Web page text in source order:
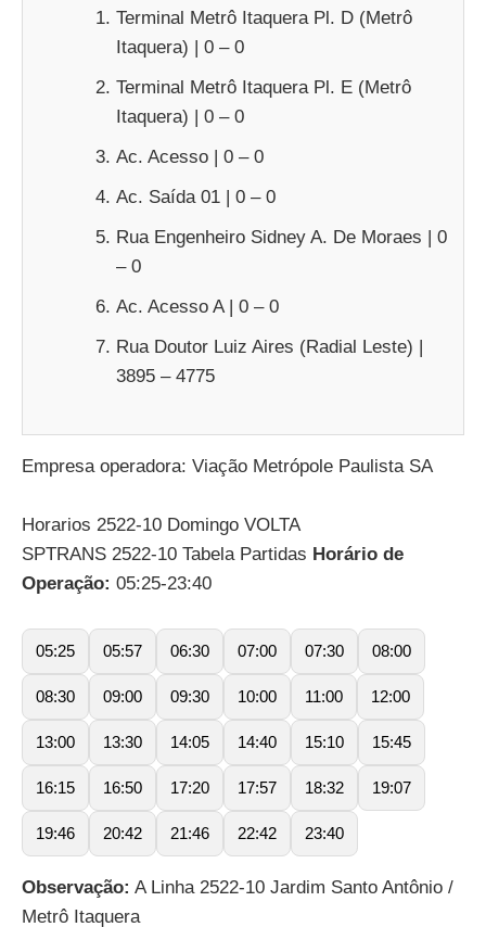
Terminal Metrô Itaquera Pl. D (Metrô
Itaquera) | 0 – 0
Terminal Metrô Itaquera Pl. E (Metrô
Itaquera) | 0 – 0
Ac. Acesso | 0 – 0
Ac. Saída 01 | 0 – 0
Rua Engenheiro Sidney A. De Moraes | 0
– 0
Ac. Acesso A | 0 – 0
Rua Doutor Luiz Aires (Radial Leste) |
3895 – 4775
Empresa operadora: Viação Metrópole Paulista SA
Horarios 2522-10 Domingo VOLTA
SPTRANS 2522-10 Tabela Partidas Horário de
Operação: 05:25-23:40
05:25 05:57 06:30 07:00 07:30 08:00
08:30 09:00 09:30 10:00 11:00 12:00
13:00 13:30 14:05 14:40 15:10 15:45
16:15 16:50 17:20 17:57 18:32 19:07
19:46 20:42 21:46 22:42 23:40
Observação: A Linha 2522-10 Jardim Santo Antônio /
Metrô Itaquera